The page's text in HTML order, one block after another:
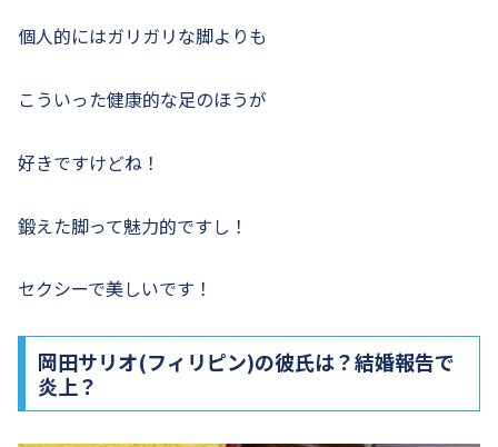
個人的にはガリガリな脚よりも
こういった健康的な足のほうが
好きですけどね！
鍛えた脚って魅力的ですし！
セクシーで美しいです！
岡田サリオ(フィリピン)の彼氏は？結婚報告で
炎上？